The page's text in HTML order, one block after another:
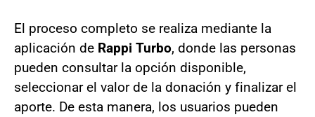
El proceso completo se realiza mediante la
aplicación de Rappi Turbo, donde las personas
pueden consultar la opción disponible,
seleccionar el valor de la donación y finalizar el
aporte. De esta manera, los usuarios pueden